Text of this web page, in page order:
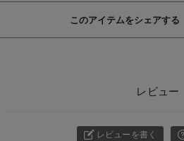
このアイテムをシェアする
レビュー
レビューを書く